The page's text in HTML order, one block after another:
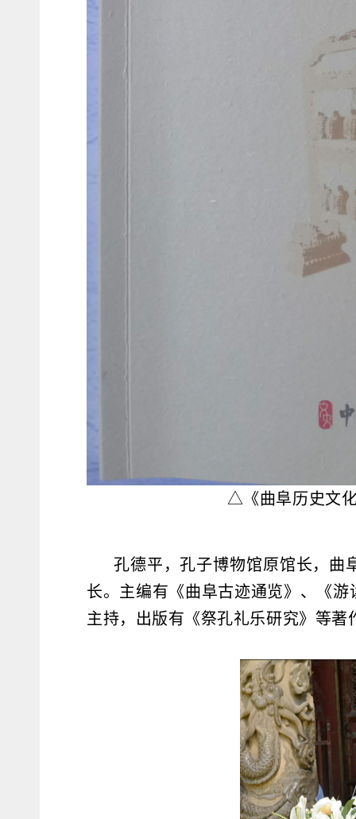
△《曲阜历史文
孔德平，孔子博物馆原馆长，曲
长。主编有《曲阜古迹通览》、《
主持，出版有《祭孔礼乐研究》等著